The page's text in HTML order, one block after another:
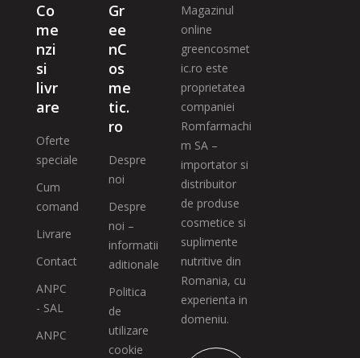
Co
me
nzi
si
livr
are
Oferte
speciale
Cum
comand
Livrare
Contact
ANPC
- SAL
ANPC
Gr
ee
nC
os
me
tic.
ro
Despre
noi
Despre
noi –
informatii
aditionale
Politica
de
utilizare
cookie
Magazinul
online
greencosmet
ic.ro este
proprietatea
companiei
Romfarmachi
m SA –
importator si
distribuitor
de produse
cosmetice si
suplimente
nutritive din
Romania, cu
experienta in
domeniu.